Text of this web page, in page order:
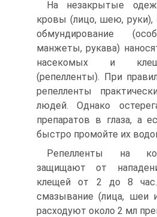
На незакрытые
кровы (лицо, шею, ру­ки),
обмундирование
манжеты, ру­кава)
насекомых и
(репелленты). При
репелленты
людей. Однако
препаратов в глаза, а
быстро промойте их
Репелленты на
защищают от
клещей от 2 до 8 час.
смазывание (лица, шеи
расходуют около 2 мл